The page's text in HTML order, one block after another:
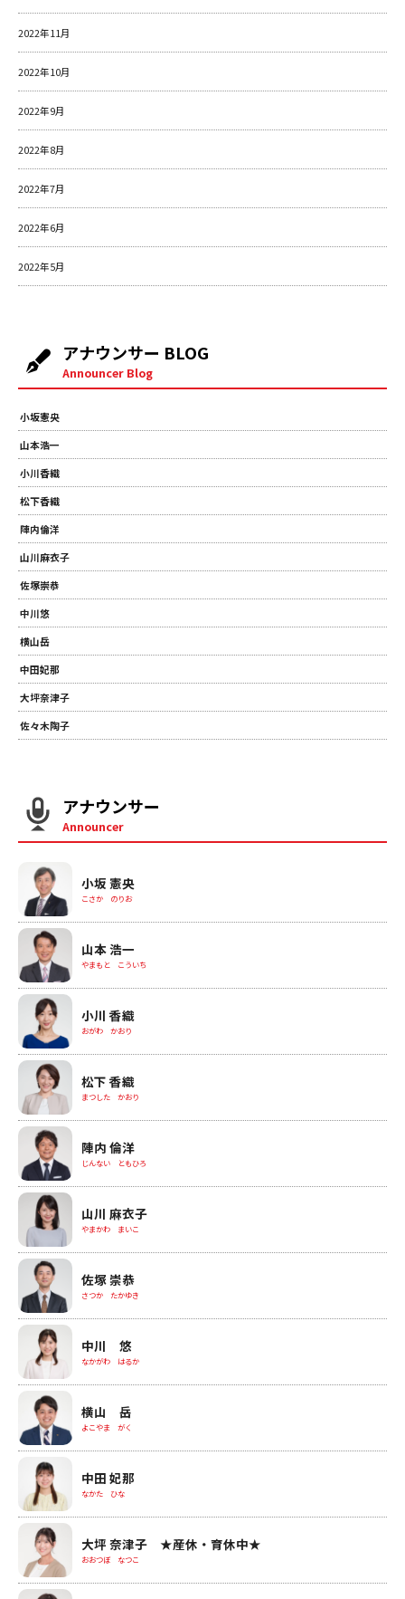
2022年11月
2022年10月
2022年9月
2022年8月
2022年7月
2022年6月
2022年5月
アナウンサー BLOG
Announcer Blog
小坂憲央
山本浩一
小川香織
松下香織
陣内倫洋
山川麻衣子
佐塚崇恭
中川悠
横山岳
中田妃那
大坪奈津子
佐々木陶子
アナウンサー
Announcer
小坂 憲央
こさか のりお
山本 浩一
やまもと こういち
小川 香織
おがわ かおり
松下 香織
まつした かおり
陣内 倫洋
じんない ともひろ
山川 麻衣子
やまかわ まいこ
佐塚 崇恭
さつか たかゆき
中川 悠
なかがわ はるか
横山 岳
よこやま がく
中田 妃那
なかた ひな
大坪 奈津子 ★産休・育休中★
おおつぼ なつこ